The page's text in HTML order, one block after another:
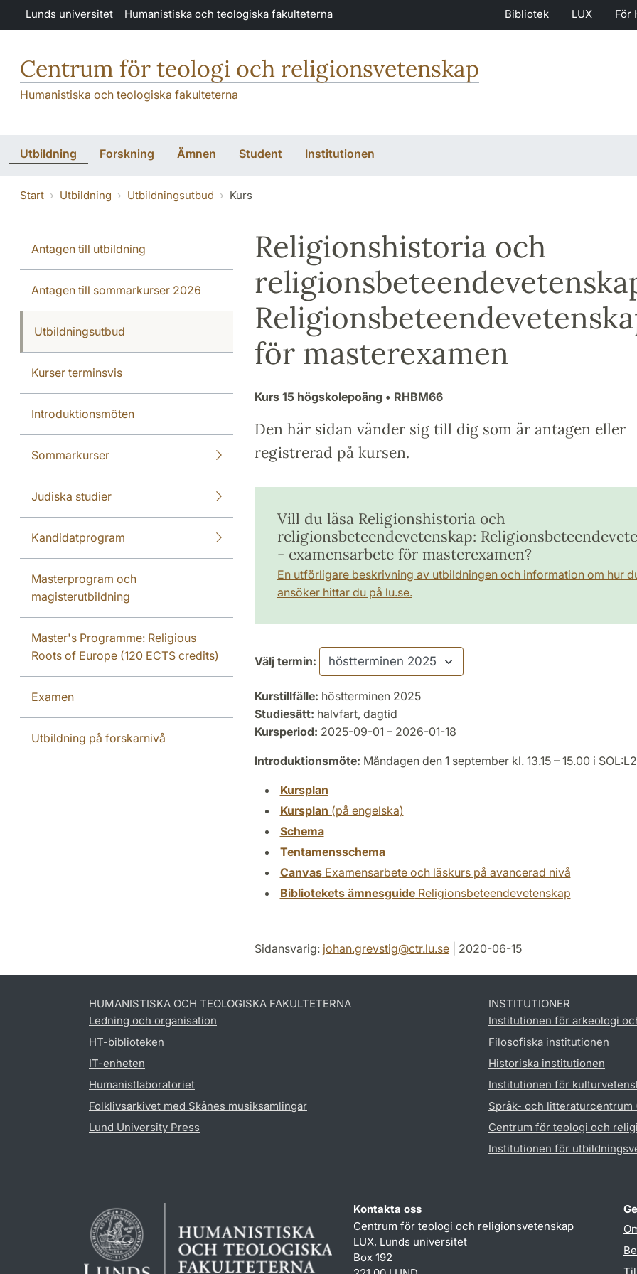
Hoppa till huvudinnehåll
Lunds universitet Humanistiska och teologiska fakulteterna Bibliotek LUX För
Centrum för teologi och religionsvetenskap
Humanistiska och teologiska fakulteterna
Utbildning Forskning Ämnen Student Institutionen
Start Utbildning Utbildningsutbud Kurs
Antagen till utbildning
Antagen till sommarkurser 2026
Utbildningsutbud
Kurser terminsvis
Introduktionsmöten
Sommarkurser
Judiska studier
Kandidatprogram
Masterprogram och
magisterutbildning
Master's Programme: Religious
Roots of Europe (120 ECTS credits)
Examen
Utbildning på forskarnivå
Religionshistoria och
för masterexamen
Kurs 15 högskolepoäng • RHBM66
Den här sidan vänder sig till dig som är antagen eller
registrerad på kursen.
Vill du läsa Religionshistoria och
religionsbeteendevetenskap:
- examensarbete för masterexamen?
En utförligare beskrivning av utbildningen och information om hur
ansöker hittar du på lu.se.
Välj termin:
Kurstillfälle: höstterminen 2025
Studiesätt: halvfart, dagtid
Kursperiod: 2025-09-01 – 2026-01-18
Introduktionsmöte: Måndagen den 1 september kl. 13.15 – 15.00 i
Kursplan
Kursplan (på engelska)
Schema
Tentamensschema
CanvasExamensarbete och läskurs på avancerad nivå
Bibliotekets ämnesguideReligionsbeteendevetenskap
Sidansvarig: johan.grevstig@ctr.lu.se| 2020-06-15
HUMANISTISKA OCH TEOLOGISKA FAKULTETERNA
Ledning och organisation
HT-biblioteken
IT-enheten
Humanistlaboratoriet
Folklivsarkivet med Skånes musiksamlingar
Lund University Press
INSTITUTIONER
Institutionen för arkeologi
Filosofiska institutionen
Historiska institutionen
Institutionen för
Språk- och litteraturcentrum
Centrum för teologi och
Institutionen för
Kontakta oss
Centrum för teologi och religionsvetenskap
LUX, Lunds universitet
Box 192